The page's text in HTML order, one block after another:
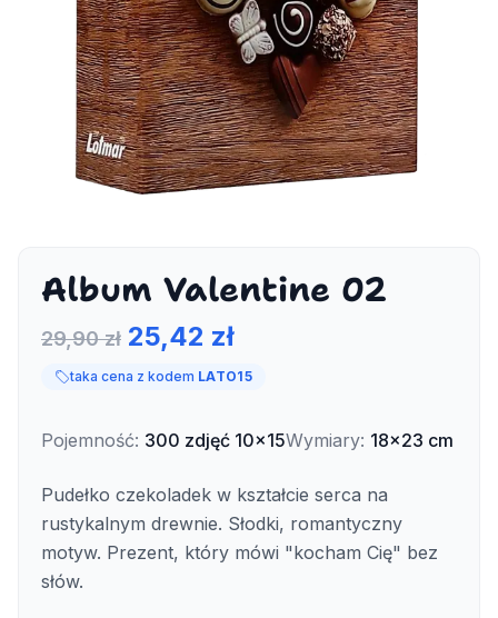
Album Valentine 02
29,90 zł 25,42 zł
taka cena z kodem LATO15
Pojemność: 300 zdjęć 10x15Wymiary: 18x23 cm
Pudełko czekoladek w kształcie serca na
rustykalnym drewnie. Słodki, romantyczny
motyw. Prezent, który mówi "kocham Cię" bez
słów.